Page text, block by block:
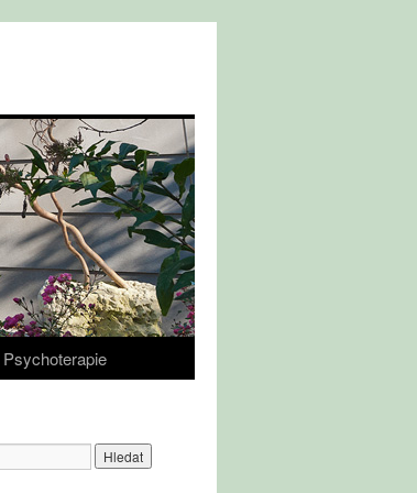
Psychoterapie